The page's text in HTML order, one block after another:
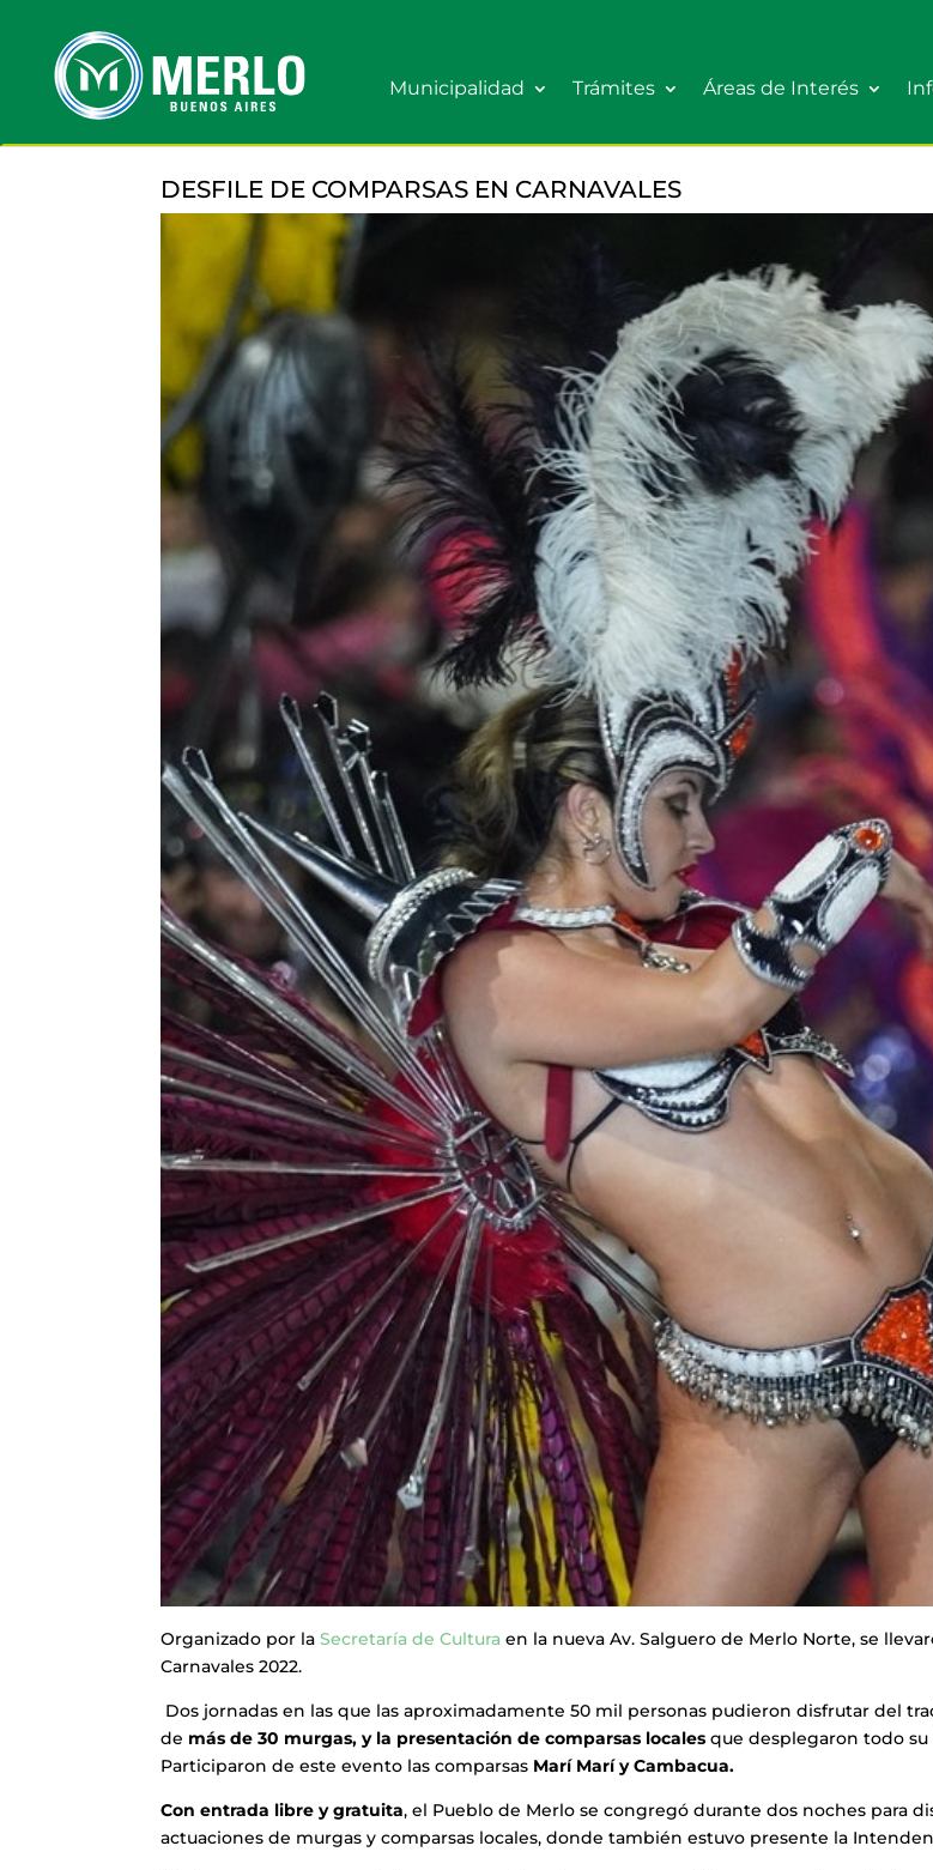
Municipalidad Trámites Áreas de Interés
DESFILE DE COMPARSAS EN CARNAVALES
Organizado por laSecretaría de Cultura en la nueva Av. Salguero de Merlo Norte, se
Carnavales 2022.
Dos jornadas en las que las aproximadamente 50 mil personas pudieron disfrutar del
de más de 30 murgas, y la presentación de comparsas locales que desplegaron todo
Participaron de este evento las comparsas Marí Marí y Cambacua.
Con entrada libre y gratuita, el Pueblo de Merlo se congregó durante dos noches para
actuaciones de murgas y comparsas locales, donde también estuvo presente la